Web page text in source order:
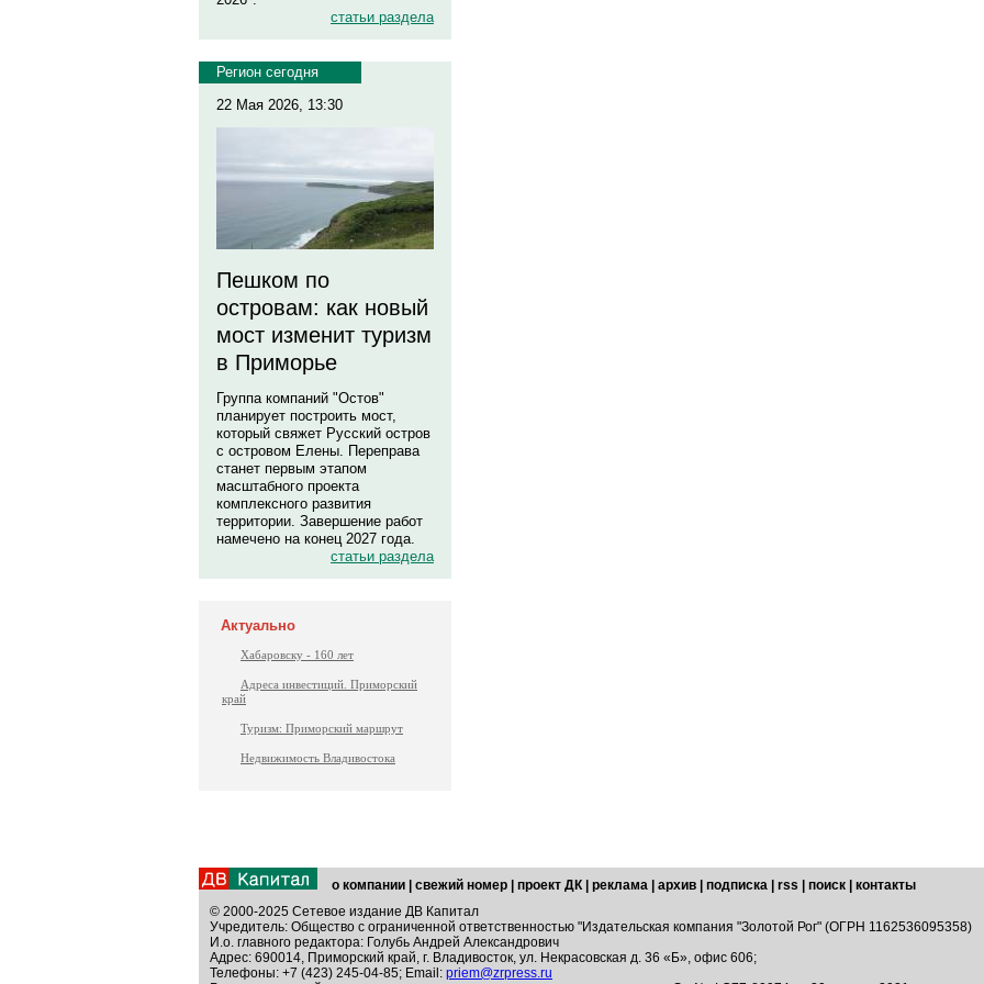
статьи раздела
Регион сегодня
22 Мая 2026, 13:30
Пешком по
островам: как новый
мост изменит туризм
в Приморье
Группа компаний "Остов"
планирует построить мост,
который свяжет Русский остров
с островом Елены. Переправа
станет первым этапом
масштабного проекта
комплексного развития
территории. Завершение работ
намечено на конец 2027 года.
статьи раздела
Актуально
Хабаровску - 160 лет
Адреса инвестиций. Приморский
край
Туризм: Приморский маршрут
Недвижимость Владивостока
о компании свежий номер проект ДК реклама архив подписка rss поиск
контакты
© 2000-2025 Сетевое издание ДВ Капитал
Учредитель: Общество с ограниченной ответственностью "Издательская компания "Золотой Рог" (ОГРН 1162536095358)
И.о. главного редактора: Голубь Андрей Александрович
Адрес: 690014, Приморский край, г. Владивосток, ул. Некрасовская д. 36 «Б», офис 606;
Телефоны: +7 (423) 245-04-85; Email: priem@zrpress.ru